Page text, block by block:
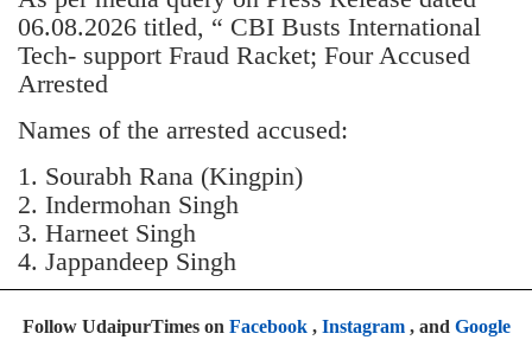
06.08.2026 titled, “ CBI Busts International
Tech- support Fraud Racket; Four Accused
Arrested
Names of the arrested accused:
1. Sourabh Rana (Kingpin)
2. Indermohan Singh
3. ⁠Harneet Singh
4. ⁠Jappandeep Singh
Follow UdaipurTimes on Facebook, Instagram, and Google